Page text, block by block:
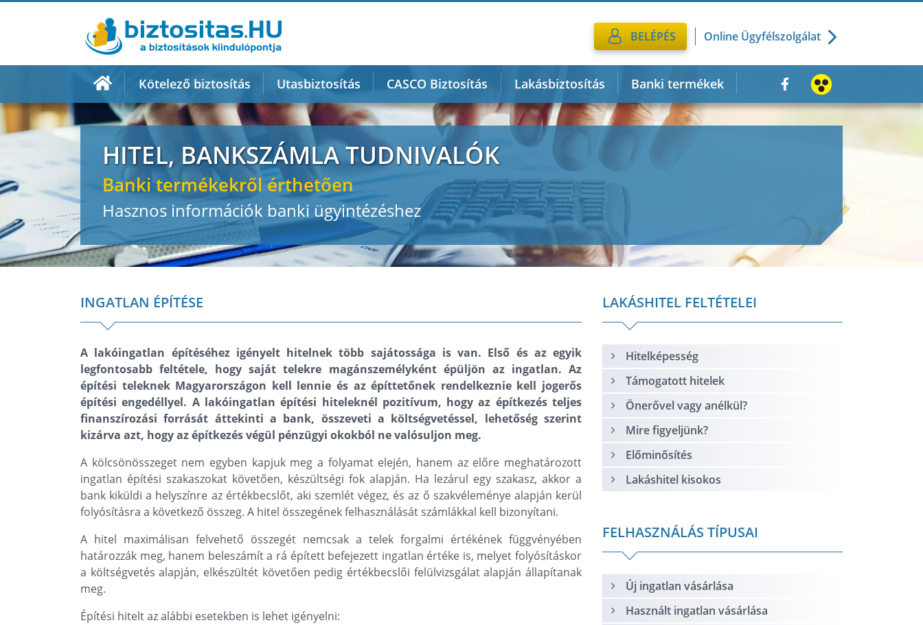
BELÉPÉS Online Ügyfélszolgálat
Kötelező biztosítás Utasbiztosítás CASCO Biztosítás Lakásbiztosítás Banki termékek
HITEL, BANKSZÁMLA TUDNIVALÓK
Banki termékekről érthetően
Hasznos információk banki ügyintézéshez
INGATLAN ÉPÍTÉSE
A lakóingatlan építéséhez igényelt hitelnek több sajátossága is van. Első és az egyik
legfontosabb feltétele, hogy saját telekre magánszemélyként épüljön az ingatlan. Az
építési teleknek Magyarországon kell lennie és az építtetőnek rendelkeznie kell jogerős
építési engedéllyel. A lakóingatlan építési hiteleknél pozitívum, hogy az építkezés teljes
finanszírozási forrását áttekinti a bank, összeveti a költségvetéssel, lehetőség szerint
kizárva azt, hogy az építkezés végül pénzügyi okokból ne valósuljon meg.
A kölcsönösszeget nem egyben kapjuk meg a folyamat elején, hanem az előre meghatározott
ingatlan építési szakaszokat követően, készültségi fok alapján. Ha lezárul egy szakasz, akkor a
bank kiküldi a helyszínre az értékbecslőt, aki szemlét végez, és az ő szakvéleménye alapján kerül
folyósításra a következő összeg. A hitel összegének felhasználását számlákkal kell bizonyítani.
A hitel maximálisan felvehető összegét nemcsak a telek forgalmi értékének függvényében
határozzák meg, hanem beleszámít a rá épített befejezett ingatlan értéke is, melyet folyósításkor
a költségvetés alapján, elkészültét követően pedig értékbecslői felülvizsgálat alapján állapítanak
meg.
Építési hitelt az alábbi esetekben is lehet igényelni:
LAKÁSHITEL FELTÉTELEI
Hitelképesség
Támogatott hitelek
Önerővel vagy anélkül?
Mire figyeljünk?
Előminősítés
Lakáshitel kisokos
FELHASZNÁLÁS TÍPUSAI
Új ingatlan vásárlása
Használt ingatlan vásárlása